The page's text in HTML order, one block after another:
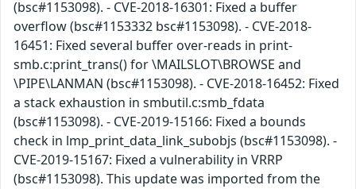
(bsc#1153098). - CVE-2018-16301: Fixed a buffer
overflow (bsc#1153332 bsc#1153098). - CVE-2018-
16451: Fixed several buffer over-reads in print-
smb.c:print_trans() for \MAILSLOT\BROWSE and
\PIPE\LANMAN (bsc#1153098). - CVE-2018-16452: Fixed
a stack exhaustion in smbutil.c:smb_fdata
(bsc#1153098). - CVE-2019-15166: Fixed a bounds
check in lmp_print_data_link_subobjs (bsc#1153098). -
CVE-2019-15167: Fixed a vulnerability in VRRP
(bsc#1153098). This update was imported from the